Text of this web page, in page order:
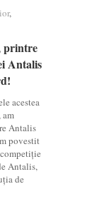
,
printre
Antalis
acestea
am
Antalis
povestit
Antalis,
de
printre
Antalis